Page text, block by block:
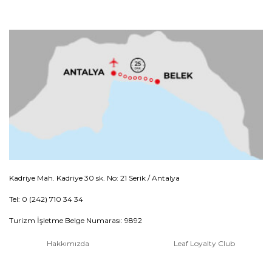
Kadriye Mah. Kadriye 30 sk. No: 21 Serik / Antalya
Tel: 0 (242) 710 34 34
Turizm İşletme Belge Numarası: 9892
Hakkımızda
Leaf Loyalty Club